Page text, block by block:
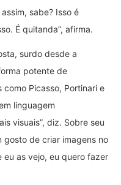
sabe? Isso é
É quitanda”, afirma.
surdo desde a
potente de
Picasso, Portinari e
linguagem
visuais”, diz. Sobre seu
gosto de criar imagens no
eu as vejo, eu quero fazer